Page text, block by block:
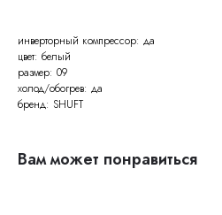
инверторный компрессор: да
цвет: белый
размер: 09
холод/обогрев: да
бренд: SHUFT
Вам может понравиться